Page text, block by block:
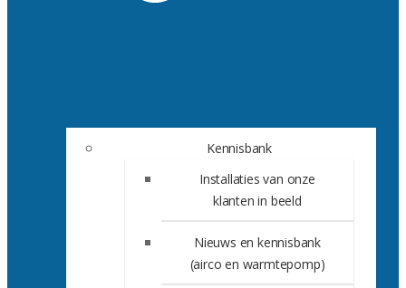
Kennisbank
Installaties van onze
klanten in beeld
Nieuws en kennisbank
(airco en warmtepomp)